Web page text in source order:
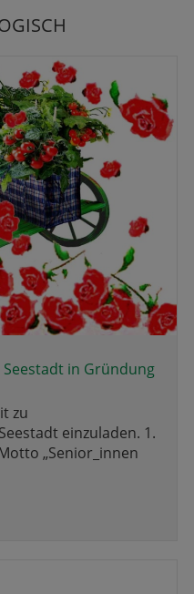
in Gründung
zu
einzuladen. 1.
„Senior_innen